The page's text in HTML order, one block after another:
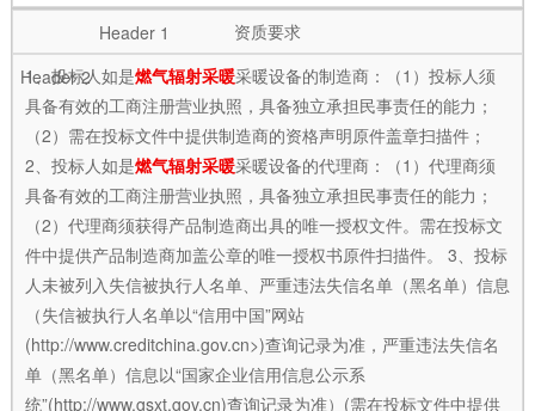
资质要求
1、投标人如是燃气辐射采暖采暖设备的制造商：（1）投标人须
具备有效的工商注册营业执照，具备独立承担民事责任的能力；
（2）需在投标文件中提供制造商的资格声明原件盖章扫描件；
2、投标人如是燃气辐射采暖采暖设备的代理商：（1）代理商须
具备有效的工商注册营业执照，具备独立承担民事责任的能力；
（2）代理商须获得产品制造商出具的唯一授权文件。需在投标文
件中提供产品制造商加盖公章的唯一授权书原件扫描件。 3、投标
人未被列入失信被执行人名单、严重违法失信名单（黑名单）信息
（失信被执行人名单以“信用中国”网站
(http://www.creditchina.gov.cn>)查询记录为准，严重违法失信名
单（黑名单）信息以“国家企业信用信息公示系
统”(http://www.gsxt.gov.cn)查询记录为准）(需在投标文件中提供